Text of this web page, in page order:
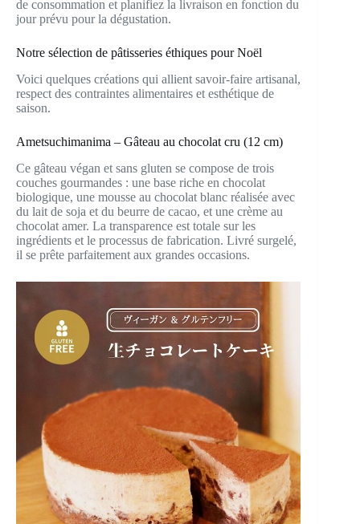
de consommation et planifiez la livraison en fonction du
jour prévu pour la dégustation.
Notre sélection de pâtisseries éthiques pour Noël
Voici quelques créations qui allient savoir-faire artisanal,
respect des contraintes alimentaires et esthétique de
saison.
Ametsuchimanima – Gâteau au chocolat cru (12 cm)
Ce gâteau végan et sans gluten se compose de trois
couches gourmandes : une base riche en chocolat
biologique, une mousse au chocolat blanc réalisée avec
du lait de soja et du beurre de cacao, et une crème au
chocolat amer. La transparence est totale sur les
ingrédients et le processus de fabrication. Livré surgelé,
il se prête parfaitement aux grandes occasions.